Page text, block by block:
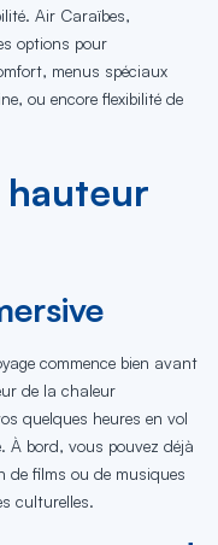
Air Caraïbes,
options pour
menus spéciaux
ou encore flexibilité de
hauteur
commence bien avant
de la chaleur
quelques heures en vol
À bord, vous pouvez déjà
de films ou de musiques
culturelles.